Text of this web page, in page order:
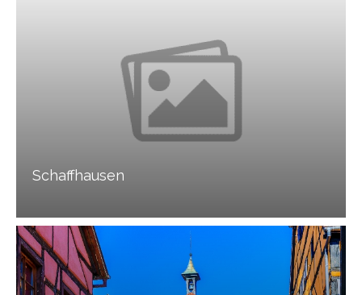
Schaffhausen